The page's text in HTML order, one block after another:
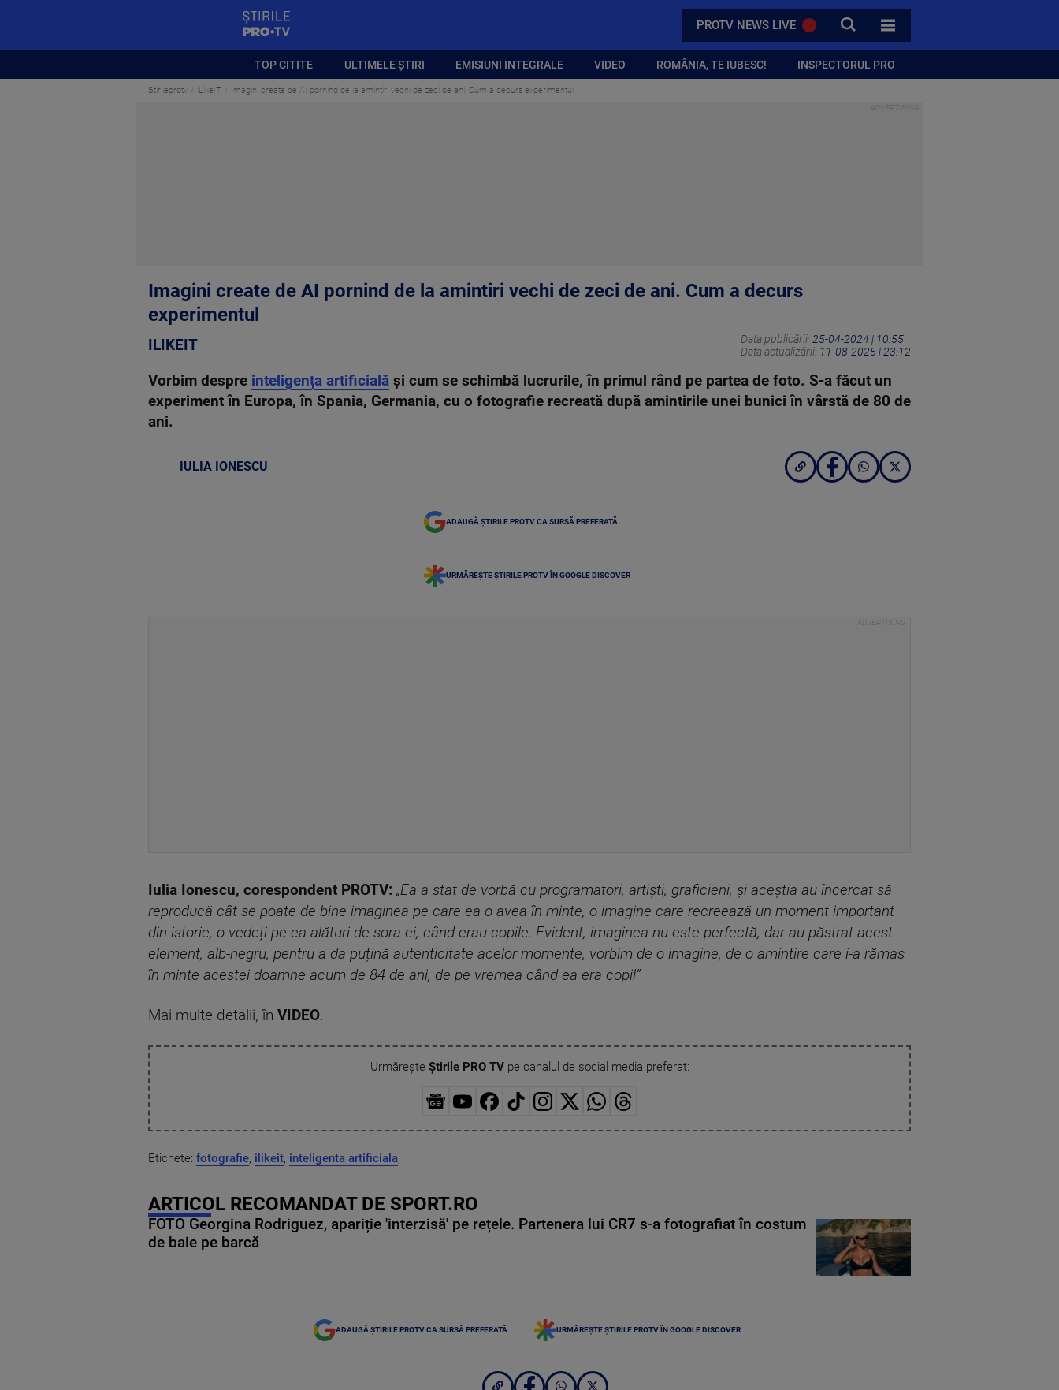
PROTV NEWS LIVE CAUTA
TOATE CATEGORIILE
TOP CITITE ULTIMELE ȘTIRI EMISIUNI INTEGRALE VIDEO ROMÂNIA, TE IUBESC! INSPECTORUL PRO
Stirileprotv iLikeIT Imagini create de AI pornind de la amintiri vechi de zeci de ani. Cum a decurs experimentul
Imagini create de AI pornind de la amintiri vechi de zeci de ani. Cum a decurs
experimentul
ILIKEIT Data publicării: 25-04-2024 | 10:55
Data actualizării: 11-08-2025 | 23:12
Vorbim despre inteligența artificială și cum se schimbă lucrurile, în primul rând pe partea de foto. S-a făcut un
experiment în Europa, în Spania, Germania, cu o fotografie recreată după amintirile unei bunici în vârstă de 80 de
ani.
IULIA IONESCU
ADAUGĂ ȘTIRILE PROTV CA SURSĂ PREFERATĂ
URMĂREȘTE ȘTIRILE PROTV ÎN GOOGLE DISCOVER
Iulia Ionescu, corespondent PROTV: „Ea a stat de vorbă cu programatori, artiști, graficieni, și aceștia au încercat să
reproducă cât se poate de bine imaginea pe care ea o avea în minte, o imagine care recreează un moment important
din istorie, o vedeți pe ea alături de sora ei, când erau copile. Evident, imaginea nu este perfectă, dar au păstrat acest
element, alb-negru, pentru a da puțină autenticitate acelor momente, vorbim de o imagine, de o amintire care i-a rămas
în minte acestei doamne acum de 84 de ani, de pe vremea când ea era copil”
Mai multe detalii, în VIDEO.
Urmărește Știrile PRO TVpe canalul de social media preferat:
Etichete: fotografie, ilikeit, inteligenta artificiala,
ARTICOL RECOMANDAT DE SPORT.RO
FOTO Georgina Rodriguez, apariție 'interzisă' pe rețele. Partenera lui CR7 s-a fotografiat în costum
de baie pe barcă
ADAUGĂ ȘTIRILE PROTV CA SURSĂ PREFERATĂ URMĂREȘTE ȘTIRILE PROTV ÎN GOOGLE DISCOVER